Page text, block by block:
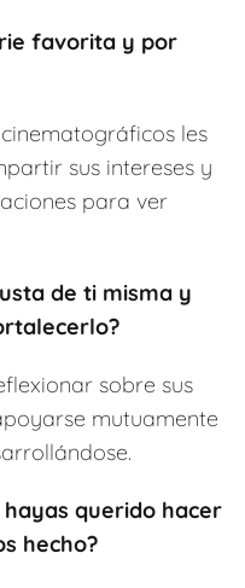
favorita y por
les
sus intereses y
para ver
de ti misma y
sobre sus
mutuamente
hayas querido hacer
hecho?